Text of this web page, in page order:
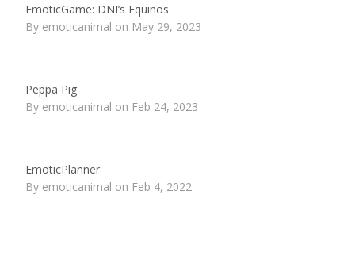
EmoticGame: DNI’s Equinos
By emoticanimal on May 29, 2023
Peppa Pig
By emoticanimal on Feb 24, 2023
EmoticPlanner
By emoticanimal on Feb 4, 2022